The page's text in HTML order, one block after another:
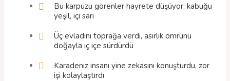
Bu karpuzu görenler hayrete düşüyor: kabuğu
yeşil, içi sarı
Üç evladını toprağa verdi, asırlık ömrünü
doğayla iç içe sürdürdü
Karadeniz insanı yine zekasını konuşturdu, zor
işi kolaylaştırdı